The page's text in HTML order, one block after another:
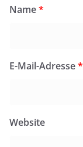
Name*
E-Mail-Adresse*
Website